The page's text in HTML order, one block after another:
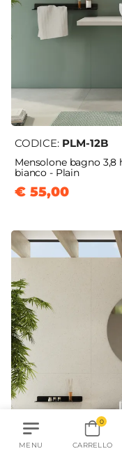
CODICE: PLM-12B
Mensolone bagno 3,8
bianco - Plain
€ 55,00
MENU
0
CARRELLO